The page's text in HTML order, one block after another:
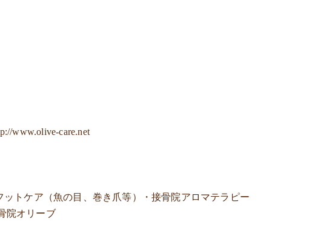
www.olive-care.net
トケア（魚の目、巻き爪等）・接骨院アロマテラピー
院オリーブ